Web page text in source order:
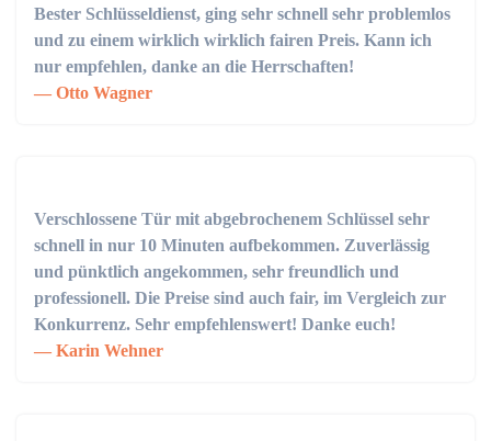
Bester Schlüsseldienst, ging sehr schnell sehr problemlos
und zu einem wirklich wirklich fairen Preis. Kann ich
nur empfehlen, danke an die Herrschaften!
Otto Wagner
Verschlossene Tür mit abgebrochenem Schlüssel sehr
schnell in nur 10 Minuten aufbekommen. Zuverlässig
und pünktlich angekommen, sehr freundlich und
professionell. Die Preise sind auch fair, im Vergleich zur
Konkurrenz. Sehr empfehlenswert! Danke euch!
Karin Wehner